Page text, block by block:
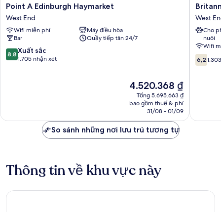
Point
A
Edinburgh
Haymarket
West
End
Point A Edinburgh Haymarket
West End
Wifi miễn phí
Máy điều hòa
Bar
Quầy tiếp tân 24/7
8.8
trên
8,8 Xuất sắc
1.705 nhận xét
Giá
hiện
tại
4.520.368 ₫
4.520.368 ₫
Tổng 5.695.663 ₫
bao gồm thuế & phí
31/08 - 01/09
Hotel
West
End
West
Cho
nuôi
Wifi
6.2
trên
6,2
So sánh những nơi lưu trú tương tự
Thông tin về khu vực này